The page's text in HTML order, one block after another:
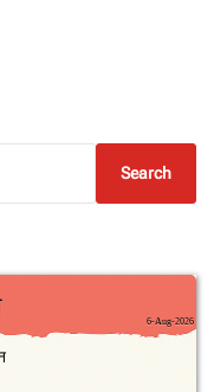
Search